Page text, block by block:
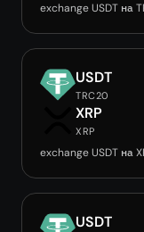
exchange USDT на
USDT
TRC20
XRP
XRP
exchange USDT на
USDT